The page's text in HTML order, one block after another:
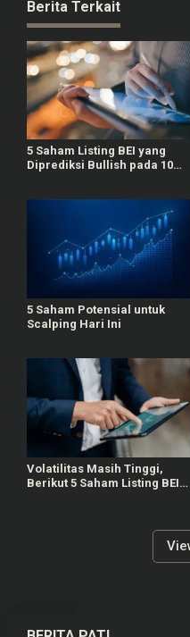
Berita Terkait
5 Saham Listing BEI yang
Diprediksi Bullish pada 10
5 Saham Potensial untuk
Scalping Hari Ini
Volatilitas Masih Tinggi,
Berikut 5 Saham Listing BEI